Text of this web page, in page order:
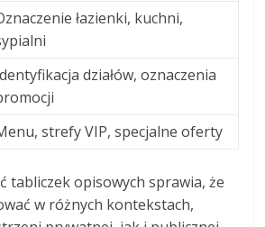
łazienki, kuchni,
działów, oznaczenia
strefy VIP, specjalne oferty
tabliczek opisowych sprawia, że
w różnych kontekstach,